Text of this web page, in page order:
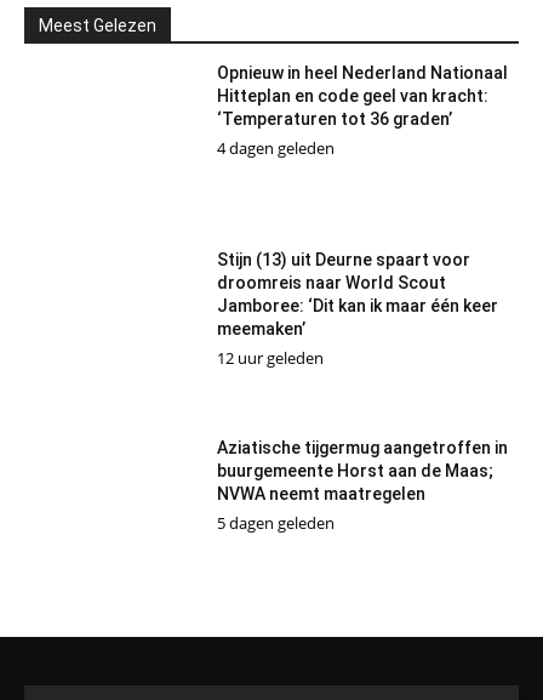
Meest Gelezen
Opnieuw in heel Nederland Nationaal
Hitteplan en code geel van kracht:
‘Temperaturen tot 36 graden’
4 dagen geleden
Stijn (13) uit Deurne spaart voor
droomreis naar World Scout
Jamboree: ‘Dit kan ik maar één keer
meemaken’
12 uur geleden
Aziatische tijgermug aangetroffen in
buurgemeente Horst aan de Maas;
NVWA neemt maatregelen
5 dagen geleden